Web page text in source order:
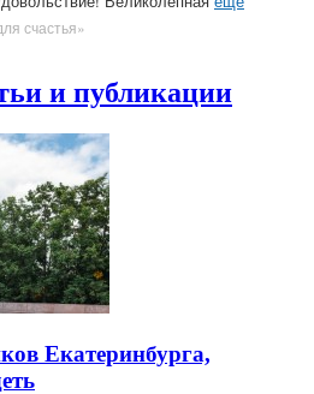
счастья»
и публикации
Екатеринбурга,